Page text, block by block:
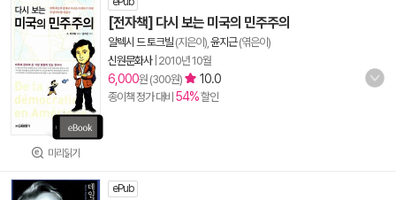
미리읽기
[전자책] 다시 보는 미국의 민주주의
알렉시 드 토크빌 (지은이), 윤지근(엮은이)
신원문화사| 2010년 10월
6,000원 (300원) 10.0
종이책 정가 대비 54%할인
ePub